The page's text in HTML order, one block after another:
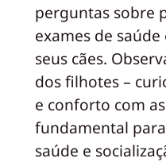
perguntas sobre
exames de
seus cães.
dos filhotes –
e conforto com
fundamental
saúde e